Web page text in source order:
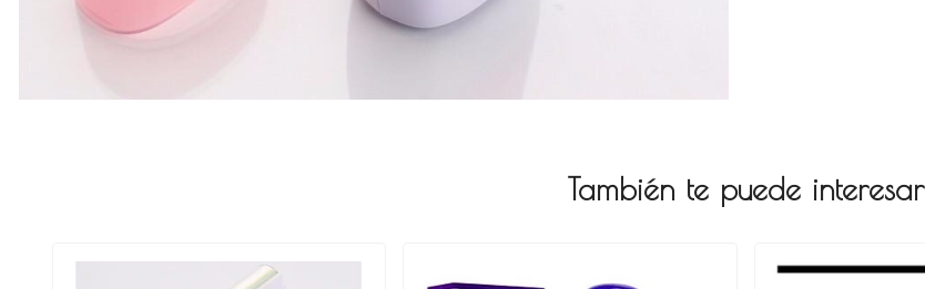
También te puede interesar